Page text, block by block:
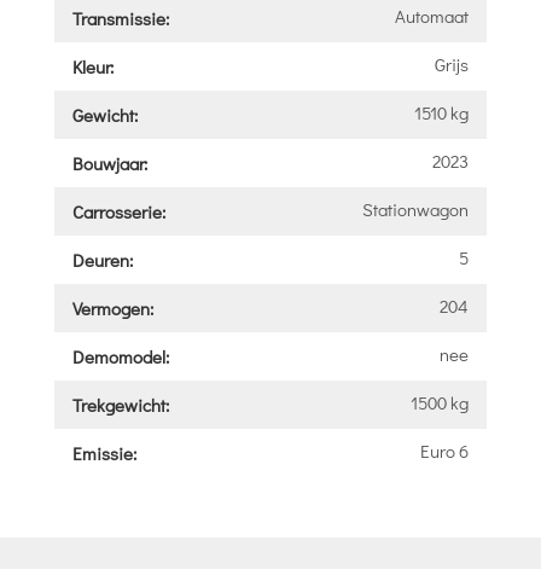
Transmissie: Automaat
Kleur: Grijs
Gewicht: 1510 kg
Bouwjaar: 2023
Carrosserie: Stationwagon
Deuren: 5
Vermogen: 204
Demomodel: nee
Trekgewicht: 1500 kg
Emissie: Euro 6